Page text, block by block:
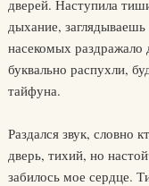
дверей. Наступила
дыхание,
насекомых раздражало
буквально распухли,
тайфуна.
Раздался звук, словно
дверь, тихий, но
забилось мое сердце.